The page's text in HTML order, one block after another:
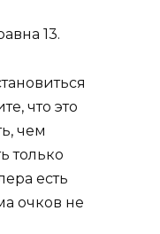
13.
что это
чем
только
есть
очков не